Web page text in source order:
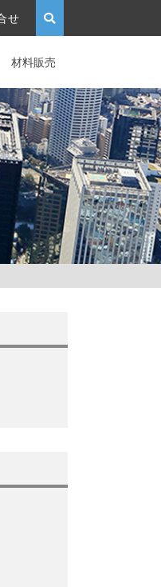
せ
材料販売